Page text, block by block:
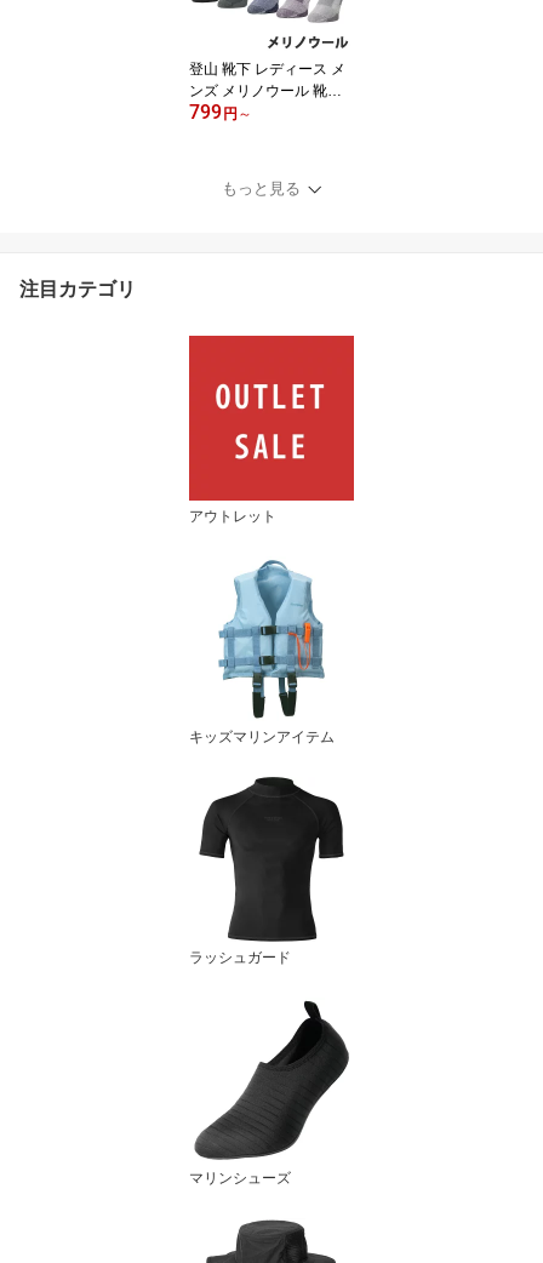
ラッシュガード 登山 の
際の EG-3990 サングラ
ス 偏光 の保管に】[返品
交換不可]
登山 靴下 レディース メ
ンズ メリノウール 靴下 V
AXPOT(バックスポット)
トドア ソックス クルー
丈 パイル編み くつした
799円 ～
もっと見る
注目カテゴリ
アウトレット
キッズマリンアイテム
ラッシュガード
マリンシューズ